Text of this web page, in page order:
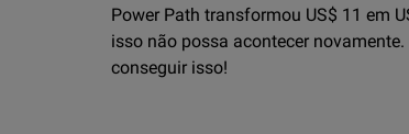
Power Path transformou US$ 11 em
isso não possa acontecer
conseguir isso!